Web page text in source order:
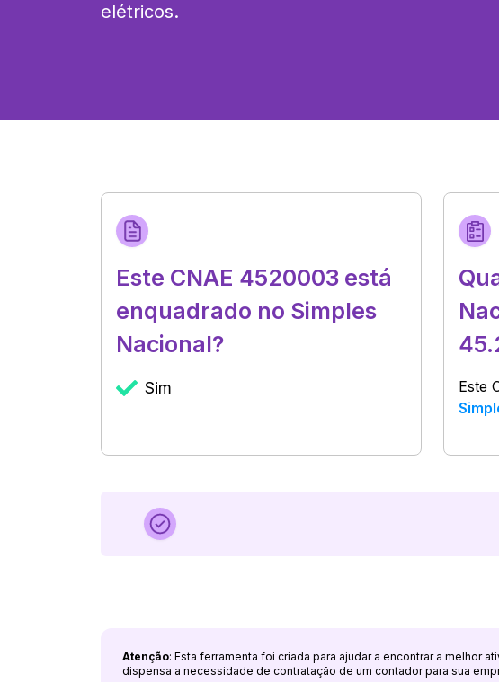
elétricos.
Este CNAE 4520003 está
enquadrado no Simples
Nacional?
Sim Este
Atenção: Esta ferramenta foi criada para ajudar a encontrar a melhor
dispensa a necessidade de contratação de um contador para sua